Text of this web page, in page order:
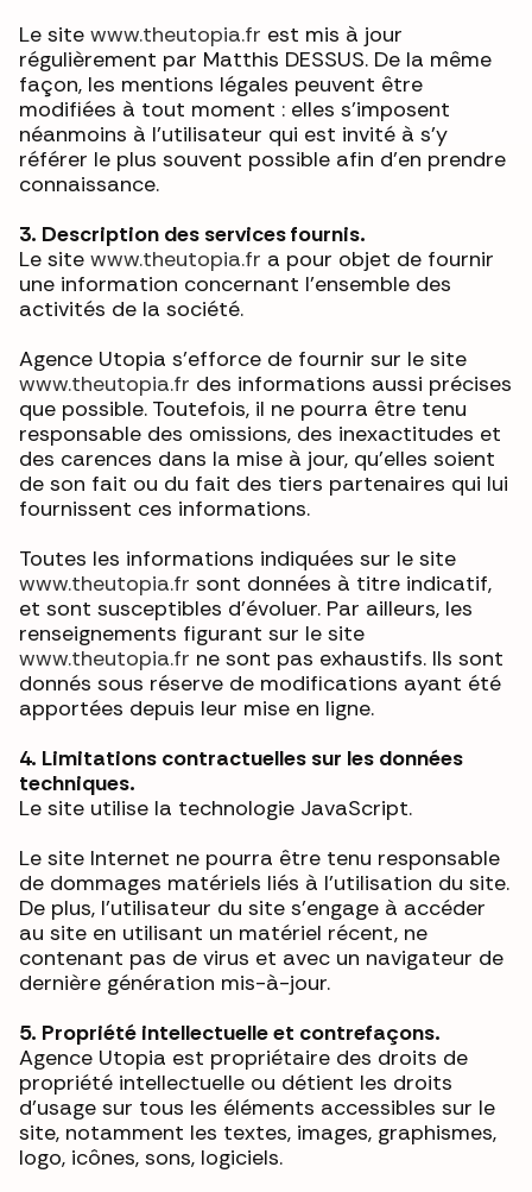
Le site www.theutopia.fr est mis à jour
régulièrement par Matthis DESSUS. De la même
façon, les mentions légales peuvent être
modifiées à tout moment : elles s’imposent
néanmoins à l’utilisateur qui est invité à s’y
référer le plus souvent possible afin d’en prendre
connaissance.
3. Description des services fournis.
Le site www.theutopia.fr a pour objet de fournir
une information concernant l’ensemble des
activités de la société.
Agence Utopia s’efforce de fournir sur le site
www.theutopia.fr des informations aussi précises
que possible. Toutefois, il ne pourra être tenu
responsable des omissions, des inexactitudes et
des carences dans la mise à jour, qu’elles soient
de son fait ou du fait des tiers partenaires qui lui
fournissent ces informations.
Toutes les informations indiquées sur le site
www.theutopia.fr sont données à titre indicatif,
et sont susceptibles d’évoluer. Par ailleurs, les
renseignements figurant sur le site
www.theutopia.fr ne sont pas exhaustifs. Ils sont
donnés sous réserve de modifications ayant été
apportées depuis leur mise en ligne.
4. Limitations contractuelles sur les données
techniques.
Le site utilise la technologie JavaScript.
Le site Internet ne pourra être tenu responsable
de dommages matériels liés à l’utilisation du site.
De plus, l’utilisateur du site s’engage à accéder
au site en utilisant un matériel récent, ne
contenant pas de virus et avec un navigateur de
dernière génération mis-à-jour.
5. Propriété intellectuelle et contrefaçons.
Agence Utopia est propriétaire des droits de
propriété intellectuelle ou détient les droits
d’usage sur tous les éléments accessibles sur le
site, notamment les textes, images, graphismes,
logo, icônes, sons, logiciels.